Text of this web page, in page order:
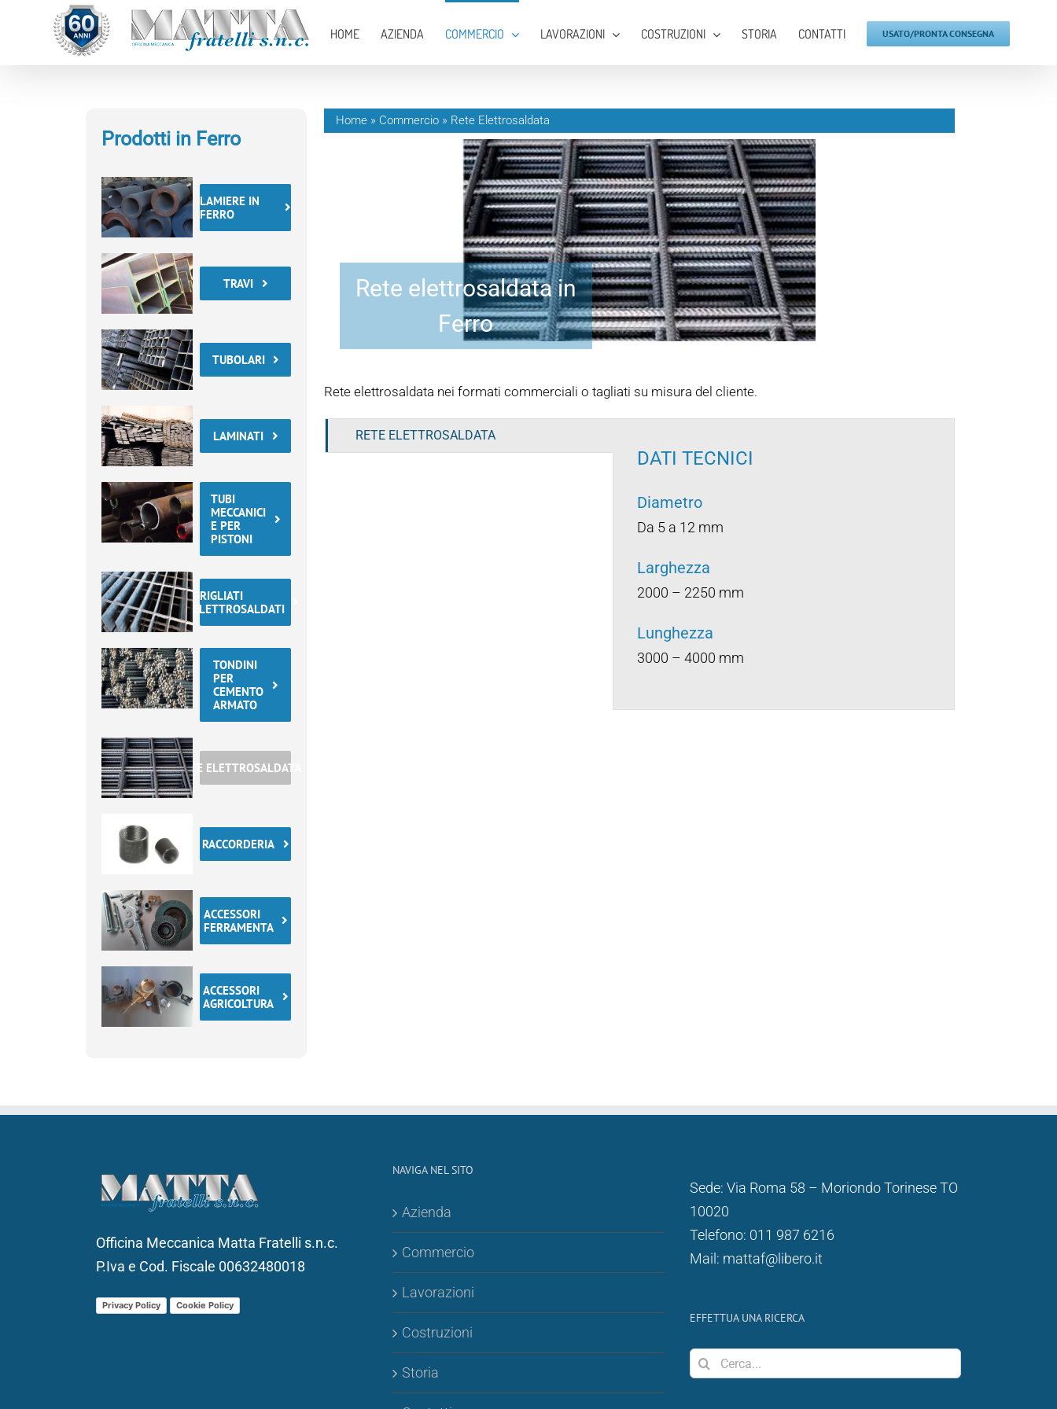
HOME AZIENDA COMMERCIO LAVORAZIONI COSTRUZIONI STORIA CONTATTI USATO/PRONTA CONSEGNA
Prodotti in Ferro
LAMIERE IN
FERRO
TRAVI
TUBOLARI
LAMINATI
TUBI
MECCANICI
E PER
PISTONI
GRIGLIATI
ELETTROSALDATI
TONDINI
PER
CEMENTO
ARMATO
RETE ELETTROSALDATA
RACCORDERIA
ACCESSORI
FERRAMENTA
ACCESSORI
AGRICOLTURA
Home» Commercio» Rete Elettrosaldata
Rete elettrosaldata in
Ferro
Rete elettrosaldata nei formati commerciali o tagliati su misura del cliente.
RETE ELETTROSALDATA
DATI TECNICI
Diametro
Da 5 a 12 mm
Larghezza
2000 – 2250 mm
Lunghezza
3000 – 4000 mm
Officina Meccanica Matta Fratelli s.n.c.
P.Iva e Cod. Fiscale 00632480018
Privacy Policy Cookie Policy
NAVIGA NEL SITO
Azienda
Commercio
Lavorazioni
Costruzioni
Storia
Sede: Via Roma 58 – Moriondo Torinese TO
10020
Telefono: 011 987 6216
Mail: mattaf@libero.it
EFFETTUA UNA RICERCA
Cerca
per: